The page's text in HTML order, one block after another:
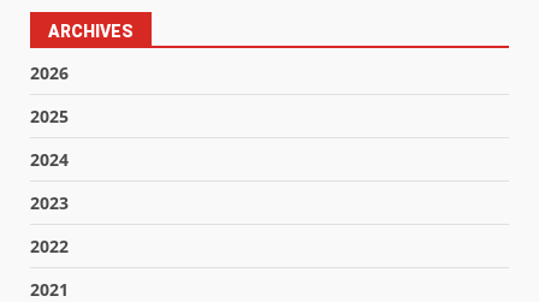
ARCHIVES
2026
2025
2024
2023
2022
2021